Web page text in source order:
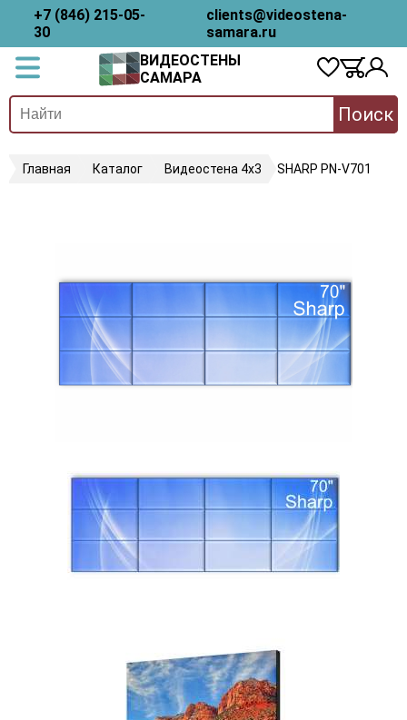
+7 (846) 215-05-
30
clients@videostena-
samara.ru
ВИДЕОСТЕНЫ
САМАРА
Поиск
Главная Каталог Видеостена 4х3 SHARP PN-V701